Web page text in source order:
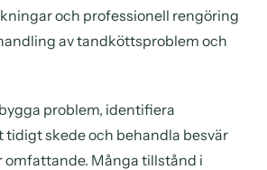
och professionell rengöring
av tandköttsproblem och
problem, identifiera
skede och behandla besvär
omfattande. Många tillstånd i